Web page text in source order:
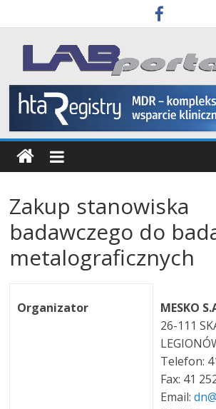
to
content
Labportal
Laboratoria
Aparatura
Badania
Zakup stanowiska
badawczego do
metalograficznych
Organizator
MESKO
26-111
Telefon:
Fax: 41
Email: